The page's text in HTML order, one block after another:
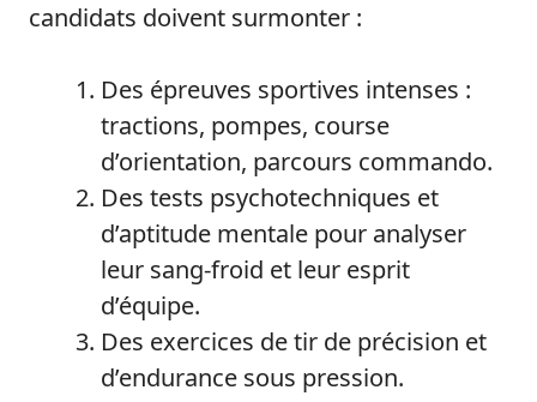
candidats doivent surmonter :
Des épreuves sportives intenses :
tractions, pompes, course
d’orientation, parcours commando.
Des tests psychotechniques et
d’aptitude mentale pour analyser
leur sang-froid et leur esprit
d’équipe.
Des exercices de tir de précision et
d’endurance sous pression.